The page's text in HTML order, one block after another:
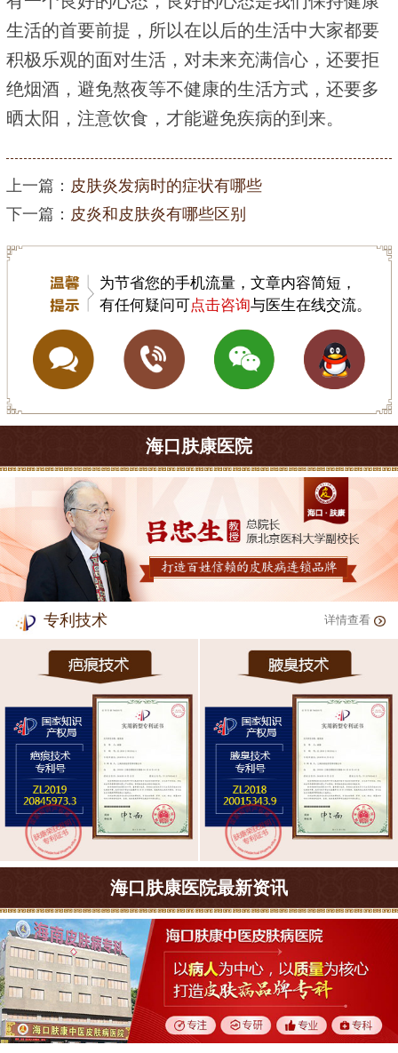
生活的首要前提，所以在以后的生活中大家都要
积极乐观的面对生活，对未来充满信心，还要拒
绝烟酒，避免熬夜等不健康的生活方式，还要多
晒太阳，注意饮食，才能避免疾病的到来。
上一篇： 皮肤炎发病时的症状有哪些
下一篇： 皮炎和皮肤炎有哪些区别
为节省您的手机流量，文章内容简短，
有任何疑问可点击咨询与医生在线交流。
海口肤康医院
专利技术 详情查看
海口肤康医院最新资讯